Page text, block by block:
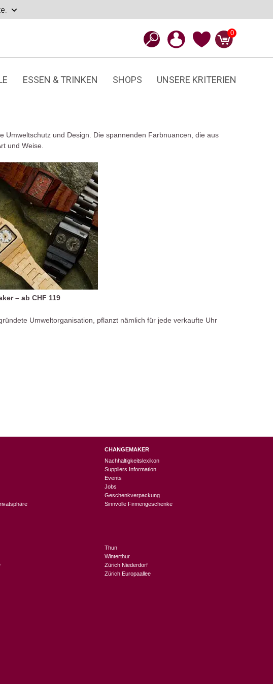
0
ESSEN & TRINKEN SHOPS UNSERE KRITERIEN
und Design. Die spannenden Farbnuancen, die aus
und Weise.
– ab CHF 119
Umweltorganisation, pflanzt nämlich für jede verkaufte Uhr
CHANGEMAKER
Nachhaltigkeitslexikon
Suppliers Information
Events
Jobs
Geschenkverpackung
Sinnvolle Firmengeschenke
Thun
Winterthur
Zürich Niederdorf
Zürich Europaallee